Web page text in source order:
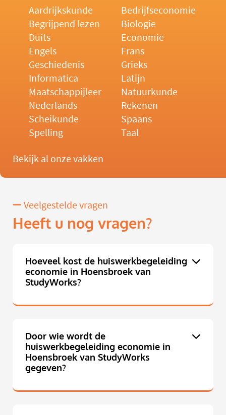
Aardrijkskunde
Bedrijfseconomie
Begrijpend lezen
Biologie
Duits
Economie
Engels
Frans
Geschiedenis
Grieks
Informatica
Latijn
Maatschappijleer
Natuurkunde
Nederlands
Rekenen
Scheikunde
Spaans
Spelling
Taal
Bekijk al onze vakken
Veelgestelde vragen
Heeft u nog vragen?
Hoeveel kost de huiswerkbegeleiding
economie in Hoensbroek van
StudyWorks?
Door wie wordt de
huiswerkbegeleiding economie in
Hoensbroek van StudyWorks
gegeven?